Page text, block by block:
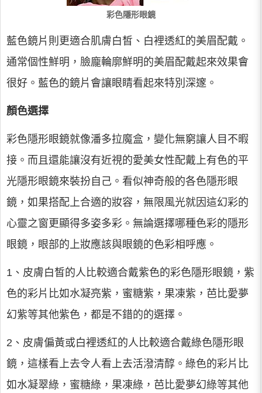
彩色隱形眼鏡
藍色鏡片則更適合肌膚白皙、白裡透紅的美眉配戴。
通常個性鮮明，臉龐輪廓鮮明的美眉配戴起來效果會
很好。藍色的鏡片會讓眼睛看起來特別深邃。
顏色選擇
彩色隱形眼鏡就像潘多拉魔盒，變化無窮讓人目不暇
接。而且還能讓沒有近視的愛美女性配戴上有色的平
光隱形眼鏡來裝扮自己。看似神奇般的各色隱形眼
鏡，如果搭配上合適的妝容，無限風光就因這幻彩的
心靈之窗更顯得多姿多彩。無論選擇哪種色彩的隱形
眼鏡，眼部的上妝應該與眼鏡的色彩相呼應。
1、皮膚白皙的人比較適合戴紫色的彩色隱形眼鏡，紫
色的彩片比如水凝亮紫，蜜糖紫，果凍紫，芭比愛夢
幻紫等其他紫色，都是不錯的的選擇。
2、皮膚偏黃或白裡透紅的人比較適合戴綠色隱形眼
鏡，這樣看上去令人看上去活潑清醇。綠色的彩片比
如水凝翠綠，蜜糖綠，果凍綠，芭比愛夢幻綠等其他